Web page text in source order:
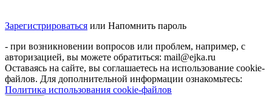
Зарегистрироваться или Напомнить пароль
- при возникновении вопросов или проблем, например, с
авторизацией, вы можете обратиться: mail@ejka.ru
Оставаясь на сайте, вы соглашаетесь на использование cookie-
файлов. Для дополнительной информации ознакомьтесь:
Политика использования cookie-файлов